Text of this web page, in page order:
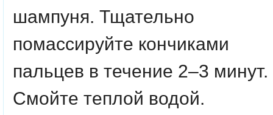
шампуня. Тщательно
помассируйте кончиками
пальцев в течение 2–3 минут.
Смойте теплой водой.